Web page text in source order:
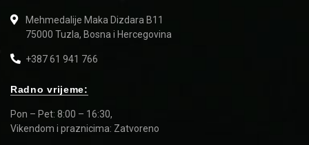
Mehmedalije Maka Dizdara B11
75000 Tuzla, Bosna i Hercegovina
+387 61 941 766
Radno vrijeme:
Pon – Pet: 8:00 – 16:30,
Vikendom i praznicima: Zatvoreno